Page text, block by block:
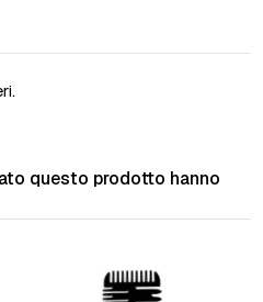
questo prodotto hanno